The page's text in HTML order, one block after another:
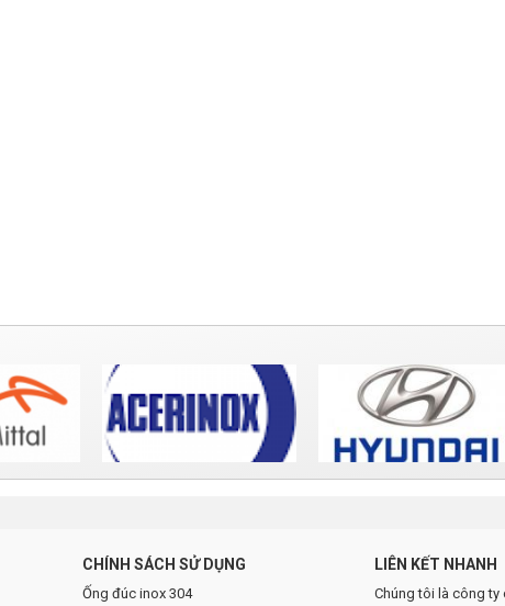
CHÍNH SÁCH SỬ DỤNG
Ống đúc inox 304
LIÊN KẾT NHANH
Chúng tôi là công ty